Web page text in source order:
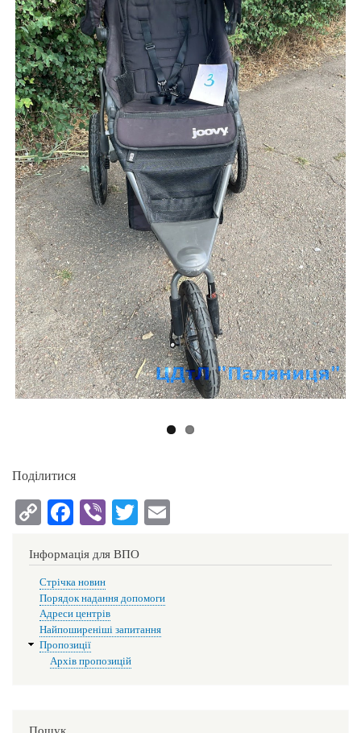
Поділитися
C
op
y
Li
nk
Fa
ce
bo
ok
Vi
be
r
T
wi
tteail
Інформація для ВПО
Стрічка новин
Порядок надання допомоги
Адреси центрів
Найпоширеніші запитання
Пропозиції
Архів пропозицій